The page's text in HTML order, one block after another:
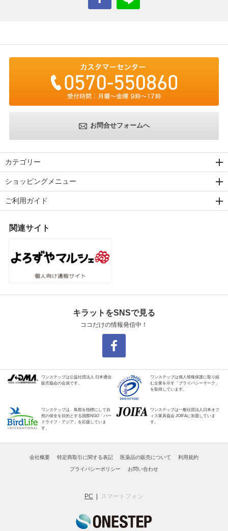
お問合せフォームへ
カテゴリー
ショッピングメニュー
ご利用ガイド
関連サイト
キラットをSNSで見る
ココだけの情報発信中！
ワンステップは公益社団法人 日本通信
販売協会の会員です。
ワンステップは個人情報保護に取り組
む企業を示す「プライバシーマーク」
を取得しています。
ワンステップは、鳥類を指標にして自
然の保全を目的とする国際NGO「バー
ドライフ・アジア」を応援していま
す。
ワンステップは一般社団法人日本オフ
ィス家具協会 JOIFAに加盟していま
す。
会社概要 特定商取引に関する表記 医薬品の販売について 利用規約
プライバシーポリシー お問い合わせ
PC スマートフォン